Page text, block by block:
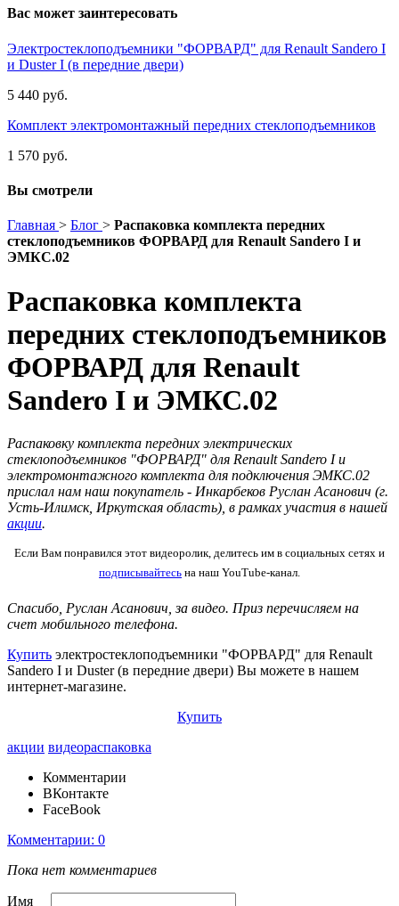
Вас может заинтересовать
Электростеклоподъемники "ФОРВАРД" для Renault Sandero I
и Duster I (в передние двери)
5 440 руб.
Комплект электромонтажный передних стеклоподъемников
1 570 руб.
Вы смотрели
Главная > Блог > Распаковка комплекта передних
стеклоподъемников ФОРВАРД для Renault Sandero I и
ЭМКС.02
Распаковка комплекта
передних стеклоподъемников
ФОРВАРД для Renault
Sandero I и ЭМКС.02
Распаковку комплекта передних электрических
стеклоподъемников "ФОРВАРД" для Renault Sandero I и
электромонтажного комплекта для подключения ЭМКС.02
прислал нам наш покупатель - Инкарбеков Руслан Асанович (г.
Усть-Илимск, Иркутская область), в рамках участия в нашей
акции.
Если Вам понравился этот видеоролик, делитесь им в социальных сетях и
подписывайтесь на наш YouTube-канал.
Спасибо, Руслан Асанович, за видео. Приз перечисляем на
счет мобильного телефона.
Купить электростеклоподъемники "ФОРВАРД" для Renault
Sandero I и Duster (в передние двери) Вы можете в нашем
интернет-магазине.
Купить
акции видеораспаковка
Комментарии
ВКонтакте
FaceBook
Комментарии: 0
Пока нет комментариев
Имя